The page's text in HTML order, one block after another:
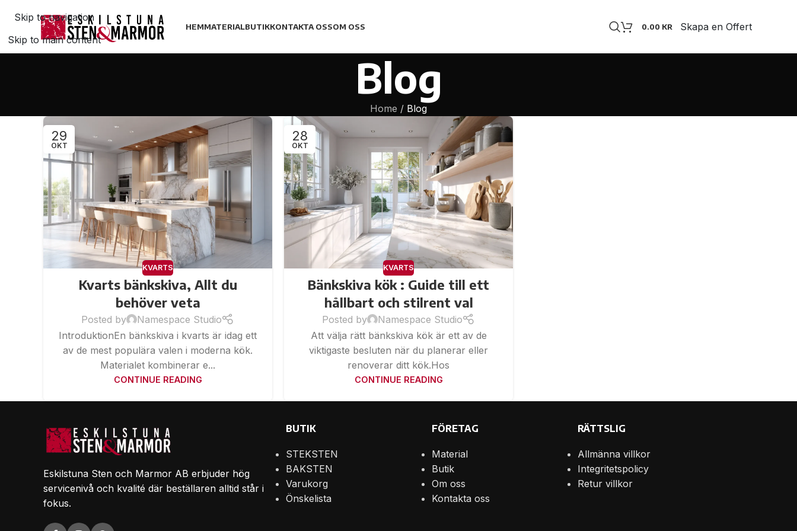
Skip to navigation
Skip to main content
HEMMATERIALBUTIKKONTAKTA OSSOM OSS 0.00 KR Skapa en Offert
Blog
Home / Blog
29
OKT
KVARTS
Kvarts bänkskiva, Allt du
behöver veta
Posted by
Namespace Studio
IntroduktionEn bänkskiva i kvarts är idag ett
av de mest populära valen i moderna kök.
Materialet kombinerar e...
CONTINUE READING
28
OKT
KVARTS
Bänkskiva kök : Guide till ett
hållbart och stilrent val
Posted by
Namespace Studio
Att välja rätt bänkskiva kök är ett av de
viktigaste besluten när du planerar eller
renoverar ditt kök.Hos
CONTINUE READING
Eskilstuna Sten och Marmor AB erbjuder hög
servicenivå och kvalité där beställaren alltid står i
fokus.
BUTIK
STEKSTEN
BAKSTEN
Varukorg
Önskelista
FÖRETAG
Material
Butik
Om oss
Kontakta oss
RÄTTSLIG
Allmänna villkor
Integritetspolicy
Retur villkor